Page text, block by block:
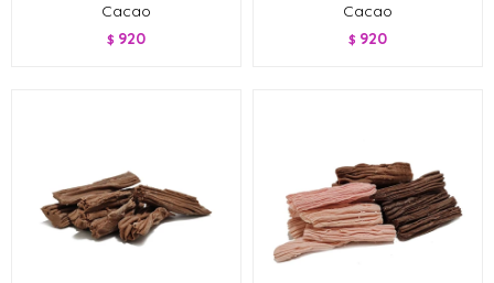
Cacao
$ 920
Cacao
$ 920